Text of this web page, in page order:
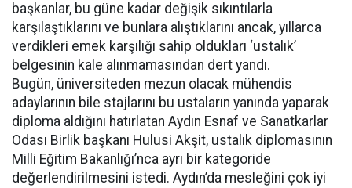
başkanlar, bu güne kadar değişik sıkıntılarla
karşılaştıklarını ve bunlara alıştıklarını ancak, yıllarca
verdikleri emek karşılığı sahip oldukları ‘ustalık’
belgesinin kale alınmamasından dert yandı.
Bugün, üniversiteden mezun olacak mühendis
adaylarının bile stajlarını bu ustaların yanında yaparak
diploma aldığını hatırlatan Aydın Esnaf ve Sanatkarlar
Odası Birlik başkanı Hulusi Akşit, ustalık diplomasının
Milli Eğitim Bakanlığı’nca ayrı bir kategoride
değerlendirilmesini istedi. Aydın’da mesleğini çok iyi